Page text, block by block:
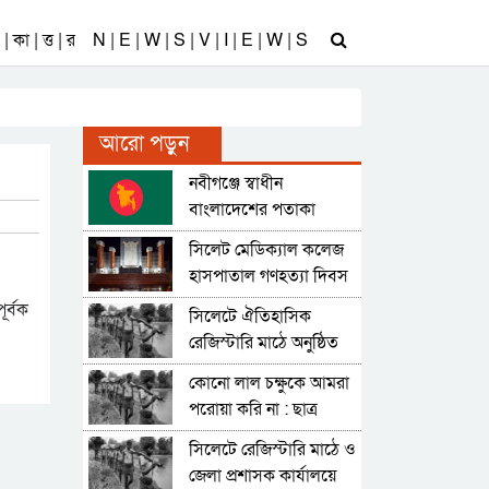
| ত্ত | র N | E | W | S | V | I | E | W | S
আরো পড়ুন
নবীগঞ্জে স্বাধীন
বাংলাদেশের পতাকা
উত্তোলন হয়েছিলো ২২
মার্চ || এবার কোনো
কর্মসূচি নেই
সিলেট মেডিক্যাল কলেজ
হাসপাতাল গণহত্যা দিবস
৯ এপ্রিল
সিলেটে ঐতিহাসিক
রেজিস্টারি মাঠে অনুষ্ঠিত
হয় তখনকার সময়ের
সবচেয়ে বড় জনসভা
কোনো লাল চক্ষুকে আমরা
পরোয়া করি না : ছাত্র
শ্রমিক জনতার উদ্দেশ্যে
বঙ্গবন্ধু
সিলেটে রেজিস্টারি মাঠে ও
জেলা প্রশাসক কার্যালয়ে